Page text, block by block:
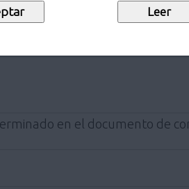
NO ELECTRÓNICA en
en el documento de